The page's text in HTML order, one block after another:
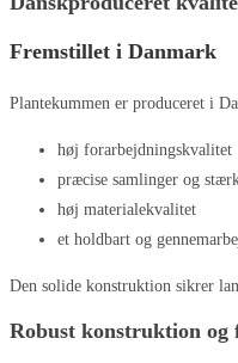
Fremstillet i Danmark
Plantekummen er produceret i
høj forarbejdningskvalitet
præcise samlinger og
høj materialekvalitet
et holdbart og
Den solide konstruktion sikrer
Robust konstruktion og